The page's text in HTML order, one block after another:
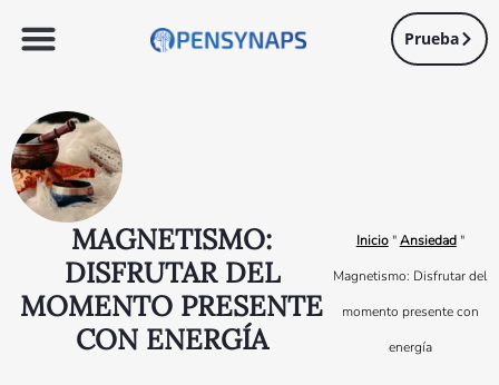
Prueba
MAGNETISMO:
DISFRUTAR DEL
MOMENTO PRESENTE
CON ENERGÍA
Inicio"Ansiedad"
Magnetismo: Disfrutar del
momento presente con
energía